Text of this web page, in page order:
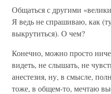
Общаться с другими
Я ведь не спрашиваю, как
выкрутиться). О чем?
Конечно, можно просто
видеть, не слышать, не
анестезия, ну, в смысле,
тоже, в общем-то, мечтаю